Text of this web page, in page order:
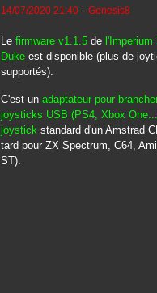
14/07/2020 21:40- Genesis8
Le firmware v1.1.5de l'Imperium
Dukeest disponible (plus de
supportés).
C'est un adaptateur pour
joysticks USB (PS4, Xbox
joystickstandard d'un Amstrad
tard pour ZX Spectrum, C64,
ST).